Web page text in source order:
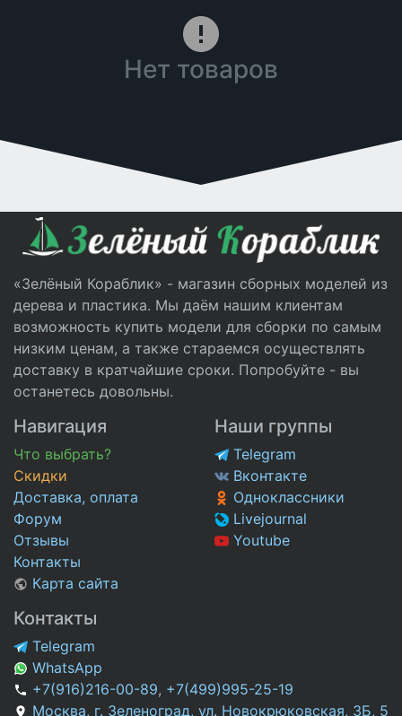
Нет товаров
«Зелёный Кораблик» - магазин сборных моделей из
дерева и пластика. Мы даём нашим клиентам
возможность купить модели для сборки по самым
низким ценам, а также стараемся осуществлять
доставку в кратчайшие сроки. Попробуйте - вы
останетесь довольны.
Навигация
Что выбрать?
Скидки
Доставка, оплата
Форум
Отзывы
Контакты
Карта сайта
Наши группы
Telegram
Вконтакте
Одноклассники
Livejournal
Youtube
Контакты
Telegram
WhatsApp
+7(916)216-00-89, +7(499)995-25-19
Москва, г. Зеленоград, ул. Новокрюковская, 3Б, 5